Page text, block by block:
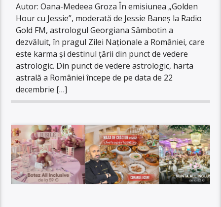
Autor: Oana-Medeea Groza În emisiunea „Golden
Hour cu Jessie”, moderată de Jessie Baneș la Radio
Gold FM, astrologul Georgiana Sâmbotin a
dezvăluit, în pragul Zilei Naționale a României, care
este karma și destinul țării din punct de vedere
astrologic. Din punct de vedere astrologic, harta
astrală a României începe de pe data de 22
decembrie […]